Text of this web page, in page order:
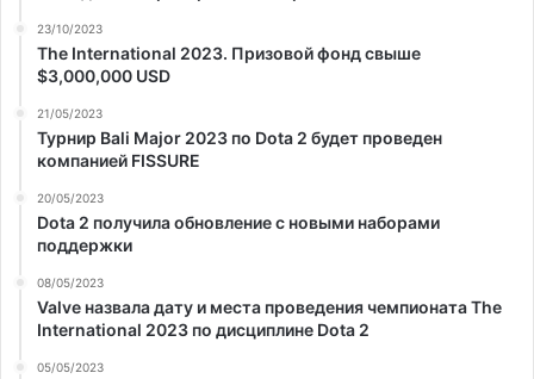
23/10/2023
The International 2023. Призовой фонд свыше
$3,000,000 USD
21/05/2023
Турнир Bali Major 2023 по Dota 2 будет проведен
компанией FISSURE
20/05/2023
Dota 2 получила обновление с новыми наборами
поддержки
08/05/2023
Valve назвала дату и места проведения чемпионата The
International 2023 по дисциплине Dota 2
05/05/2023